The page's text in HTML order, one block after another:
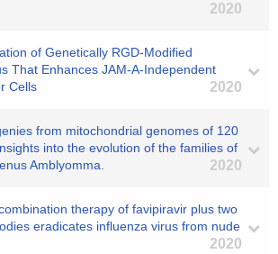
2020
of Genetically RGD-Modified
That Enhances JAM-A-Independent
Cells
2020
from mitochondrial genomes of 120
into the evolution of the families of
Amblyomma.
2020
therapy of favipiravir plus two
eradicates influenza virus from nude
2020